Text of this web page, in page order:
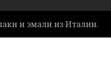
и эмали из Италии.